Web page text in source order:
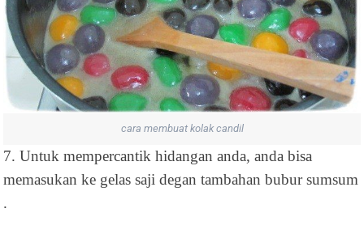
cara membuat kolak candil
7. Untuk mempercantik hidangan anda, anda bisa
memasukan ke gelas saji degan tambahan bubur sumsum
.